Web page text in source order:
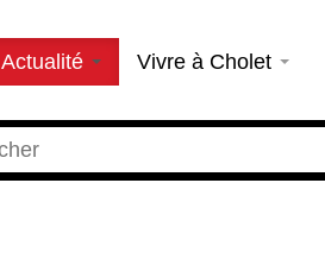
Actualité Vivre à Cholet